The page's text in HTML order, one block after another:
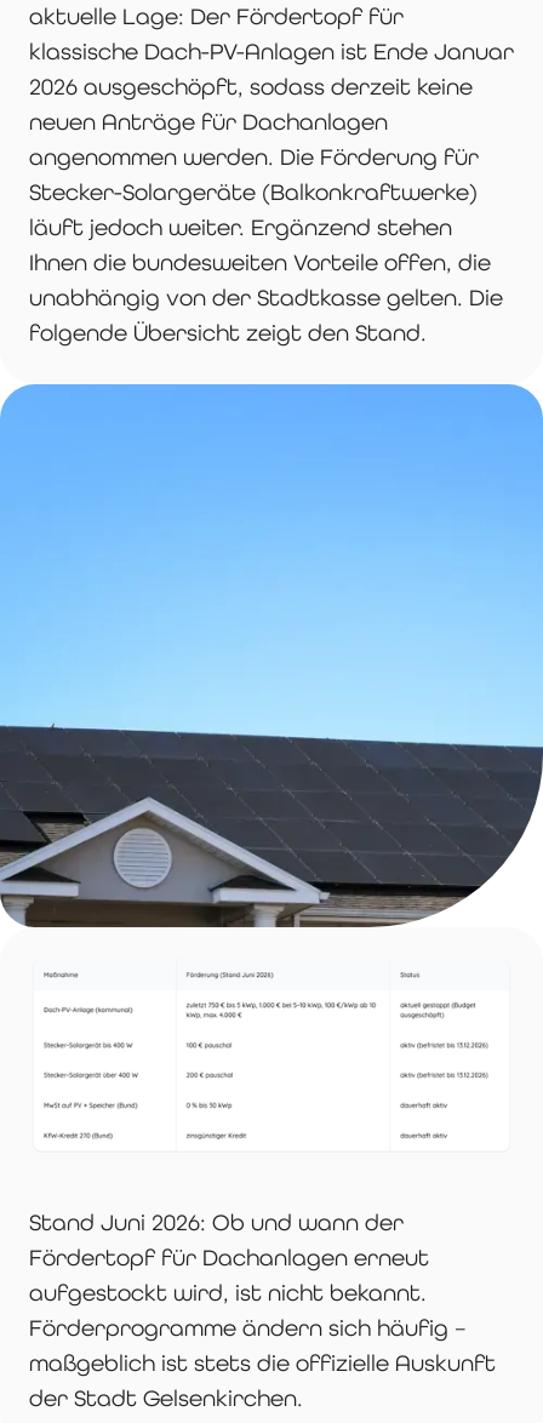
aktuelle Lage: Der Fördertopf für
klassische Dach-PV-Anlagen ist Ende Januar
2026 ausgeschöpft, sodass derzeit keine
neuen Anträge für Dachanlagen
angenommen werden. Die Förderung für
Stecker-Solargeräte (Balkonkraftwerke)
läuft jedoch weiter. Ergänzend stehen
Ihnen die bundesweiten Vorteile offen, die
unabhängig von der Stadtkasse gelten. Die
folgende Übersicht zeigt den Stand.
Stand Juni 2026: Ob und wann der
Fördertopf für Dachanlagen erneut
aufgestockt wird, ist nicht bekannt.
Förderprogramme ändern sich häufig –
maßgeblich ist stets die offizielle Auskunft
der Stadt Gelsenkirchen.